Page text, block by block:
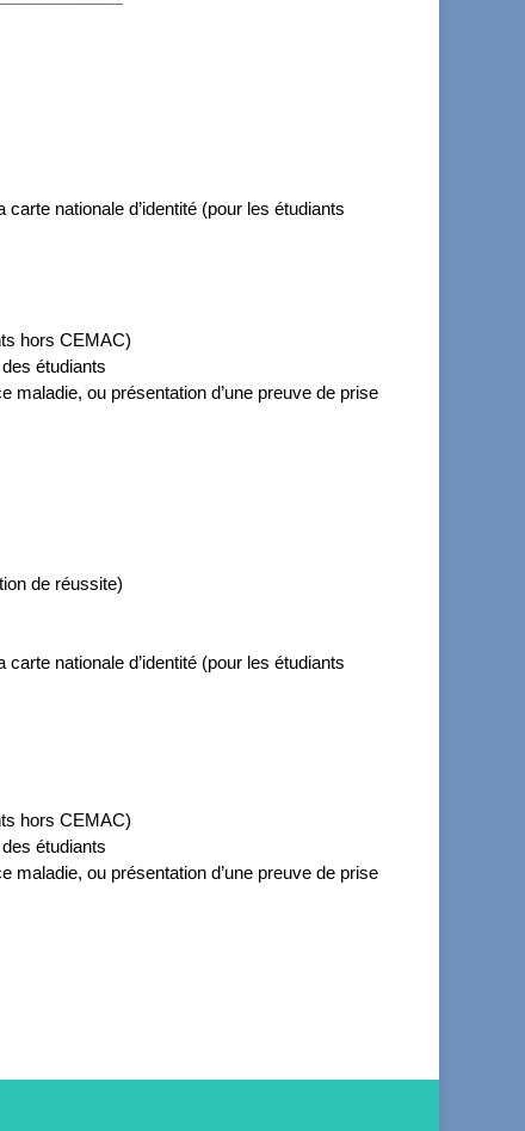
nationale d’identité (pour les étudiants
hors CEMAC)
étudiants
maladie, ou présentation d’une preuve de prise
de réussite)
nationale d’identité (pour les étudiants
hors CEMAC)
étudiants
maladie, ou présentation d’une preuve de prise